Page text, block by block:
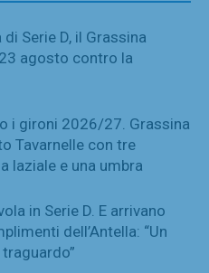
Serie D, il Grassina
agosto contro la
i gironi 2026/27. Grassina
Tavarnelle con tre
laziale e una umbra
in Serie D. E arrivano
dell’Antella: “Un